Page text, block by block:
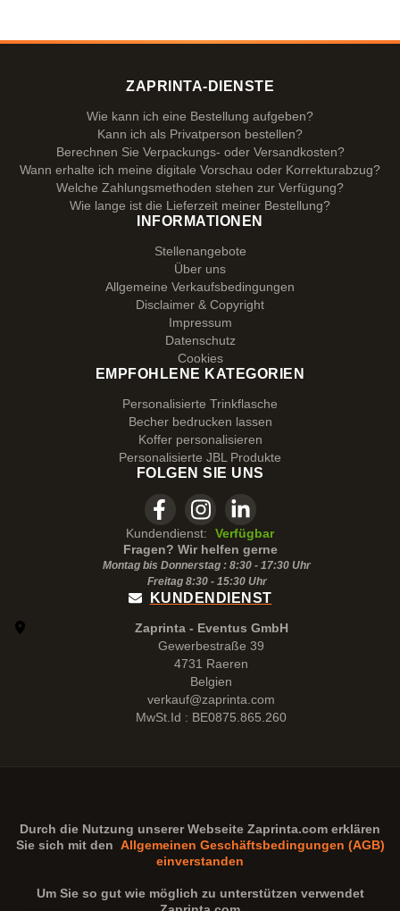
ZAPRINTA-DIENSTE
Wie kann ich eine Bestellung aufgeben?
Kann ich als Privatperson bestellen?
Berechnen Sie Verpackungs- oder Versandkosten?
Wann erhalte ich meine digitale Vorschau oder Korrekturabzug?
Welche Zahlungsmethoden stehen zur Verfügung?
Wie lange ist die Lieferzeit meiner Bestellung?
INFORMATIONEN
Stellenangebote
Über uns
Allgemeine Verkaufsbedingungen
Disclaimer & Copyright
Impressum
Datenschutz
Cookies
EMPFOHLENE KATEGORIEN
Personalisierte Trinkflasche
Becher bedrucken lassen
Koffer personalisieren
Personalisierte JBL Produkte
FOLGEN SIE UNS
Kundendienst:
Verfügbar
Fragen? Wir helfen gerne
Montag bis Donnerstag : 8:30 - 17:30 Uhr
Freitag 8:30 - 15:30Uhr
KUNDENDIENST
Zaprinta - Eventus GmbH
Gewerbestraße 39
4731 Raeren
Belgien
verkauf@zaprinta.com
MwSt.Id : BE0875.865.260
Durch die Nutzung unserer Webseite Zaprinta.com erklären
Sie sich mit den Allgemeinen Geschäftsbedingungen (AGB)
einverstanden
Um Sie so gut wie möglich zu unterstützen verwendet